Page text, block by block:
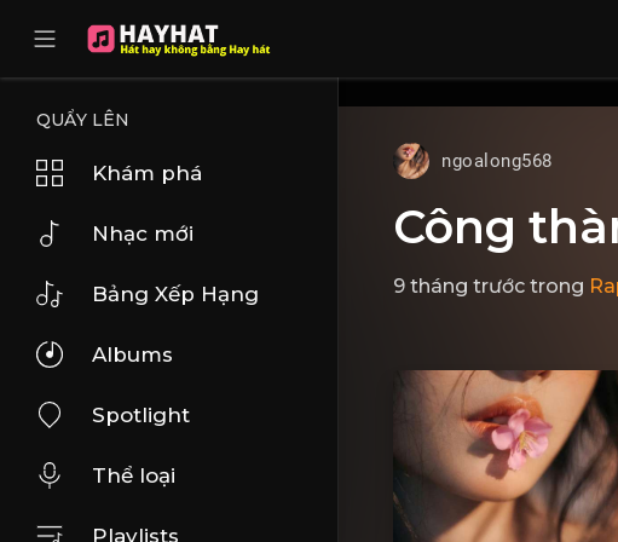
QUẨY LÊN
Khám phá
Nhạc mới
Bảng Xếp Hạng
Albums
Spotlight
Thể loại
Playlists
ngoalong568
Công
9 tháng trước trong